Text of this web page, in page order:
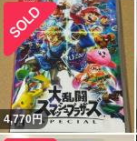
4,770円